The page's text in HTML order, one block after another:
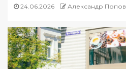
24.06.2026 Александр Попов